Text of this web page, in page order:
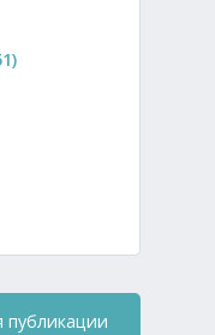
публикации